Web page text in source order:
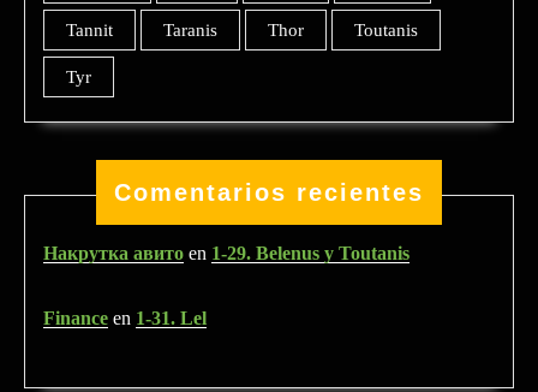
Tannit Taranis Thor Toutanis
Tyr
Comentarios recientes
Накрутка авито en 1-29. Belenus y Toutanis
Finance en 1-31. Lel